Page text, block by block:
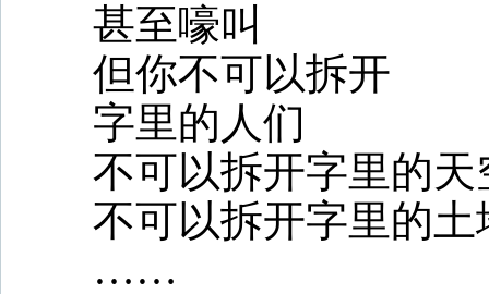
甚至嚎叫
但你不可以拆开
字里的人们
不可以拆开字里的天
不可以拆开字里的土
……